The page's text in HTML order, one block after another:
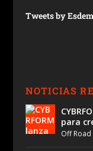
Tweets by
NOTICIAS
para
Off Road